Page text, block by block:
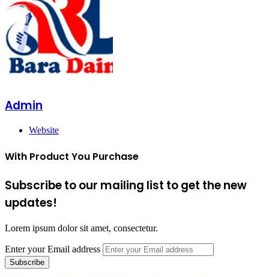
Admin
Website
With Product You Purchase
Subscribe to our mailing list to get the new
updates!
Lorem ipsum dolor sit amet, consectetur.
Enter your Email address